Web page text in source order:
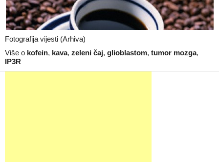
Fotografija vijesti (Arhiva)
Više o kofein, kava, zeleni čaj, glioblastom, tumor mozga,
IP3R